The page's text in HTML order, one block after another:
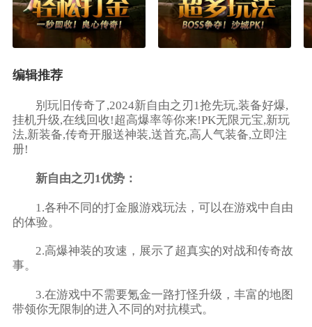
编辑推荐
别玩旧传奇了,2024新自由之刃1抢先玩,装备好爆,
挂机升级,在线回收!超高爆率等你来!PK无限元宝,新玩
法,新装备,传奇开服送神装,送首充,高人气装备,立即注
册!
新自由之刃1优势：
1.各种不同的打金服游戏玩法，可以在游戏中自由
的体验。
2.高爆神装的攻速，展示了超真实的对战和传奇故
事。
3.在游戏中不需要氪金一路打怪升级，丰富的地图
带领你无限制的进入不同的对抗模式。